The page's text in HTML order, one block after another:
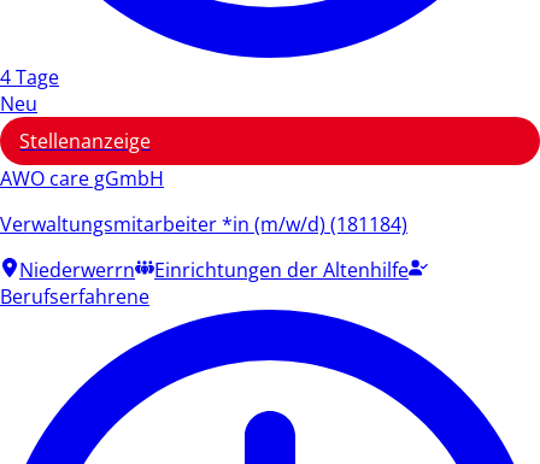
4 Tage
Neu
Stellenanzeige
AWO care gGmbH
Verwaltungsmitarbeiter *in (m/w/d) (181184)
Niederwerrn
Einrichtungen der Altenhilfe
Berufserfahrene